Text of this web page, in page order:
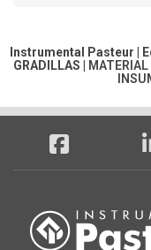
Instrumental Pasteur |
GRADILLAS